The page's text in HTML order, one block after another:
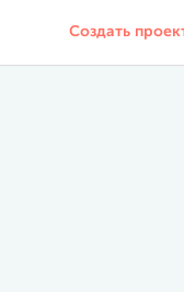
Создать